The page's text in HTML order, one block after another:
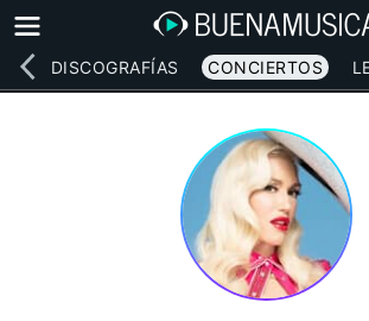
DISCOGRAFÍAS CONCIERTOS